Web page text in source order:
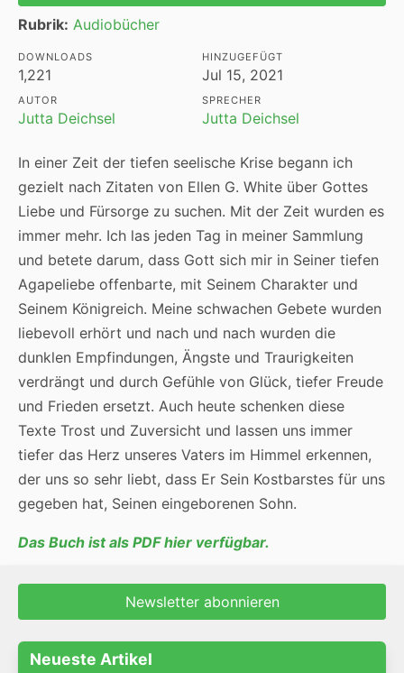
Rubrik: Audiobücher
DOWNLOADS
1,221
HINZUGEFÜGT
Jul 15, 2021
AUTOR
Jutta Deichsel
SPRECHER
Jutta Deichsel
In einer Zeit der tiefen seelische Krise begann ich
gezielt nach Zitaten von Ellen G. White über Gottes
Liebe und Fürsorge zu suchen. Mit der Zeit wurden es
immer mehr. Ich las jeden Tag in meiner Sammlung
und betete darum, dass Gott sich mir in Seiner tiefen
Agapeliebe offenbarte, mit Seinem Charakter und
Seinem Königreich. Meine schwachen Gebete wurden
liebevoll erhört und nach und nach wurden die
dunklen Empfindungen, Ängste und Traurigkeiten
verdrängt und durch Gefühle von Glück, tiefer Freude
und Frieden ersetzt. Auch heute schenken diese
Texte Trost und Zuversicht und lassen uns immer
tiefer das Herz unseres Vaters im Himmel erkennen,
der uns so sehr liebt, dass Er Sein Kostbarstes für uns
gegeben hat, Seinen eingeborenen Sohn.
Das Buch ist als PDF hier verfügbar.
Newsletter abonnieren
Neueste Artikel